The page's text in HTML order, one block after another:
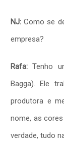
NJ: Como se
empresa?
Rafa: Tenho
Bagga). Ele
produtora e
nome, as
verdade, tudo